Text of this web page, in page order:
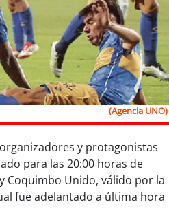
(Agencia UNO)
y protagonistas
para las 20:00 horas de
Coquimbo Unido, válido por la
fue adelantado a última hora